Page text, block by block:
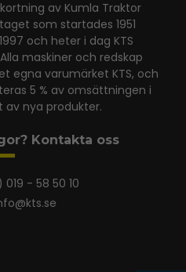
av Kumla Traktor
som startades 1951
och heter i dag KTS
maskiner och redskap
egna varumärket KTS, och
5 % av omsättningen i
av nya produkter.
Kontakta oss
- 58 50 10